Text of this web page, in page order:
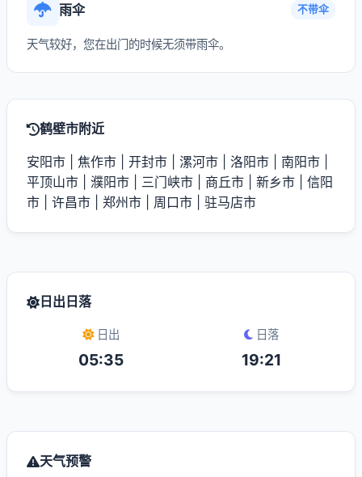
雨伞 不带伞
天气较好，您在出门的时候无须带雨伞。
鹤壁市附近
安阳市 焦作市 开封市 漯河市 洛阳市 南阳市
平顶山市
濮阳市 三门峡市 商丘市 新乡市
信阳
市
许昌市 郑州市 周口市 驻马店市
日出日落
日出
05:35
日落
19:21
天气预警